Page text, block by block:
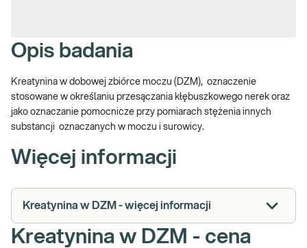
Opis badania
Kreatynina w dobowej zbiórce moczu (DZM), oznaczenie
stosowane w określaniu przesączania kłębuszkowego nerek oraz
jako oznaczanie pomocnicze przy pomiarach stężenia innych
substancji oznaczanych w moczu i surowicy.
Więcej informacji
Kreatynina w DZM - więcej informacji
Kreatynina w DZM - cena